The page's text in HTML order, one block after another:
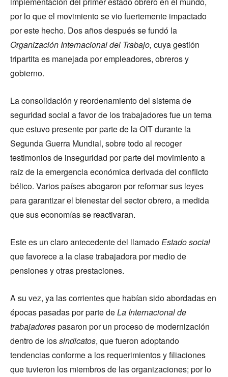
por lo que el movimiento se vio fuertemente impactado
por este hecho. Dos años después se fundó la
Organización Internacional del Trabajo, cuya gestión
tripartita es manejada por empleadores, obreros y
gobierno.
La consolidación y reordenamiento del sistema de
seguridad social a favor de los trabajadores fue un tema
que estuvo presente por parte de la OIT durante la
Segunda Guerra Mundial, sobre todo al recoger
testimonios de inseguridad por parte del movimiento a
raíz de la emergencia económica derivada del conflicto
bélico. Varios países abogaron por reformar sus leyes
para garantizar el bienestar del sector obrero, a medida
que sus economías se reactivaran.
Este es un claro antecedente del llamadoEstado social
que favorece a la clase trabajadora por medio de
pensiones y otras prestaciones.
A su vez, ya las corrientes que habían sido abordadas en
épocas pasadas por parte deLa Internacional de
trabajadorespasaron por un proceso de modernización
dentro de lossindicatos, que fueron adoptando
tendencias conforme a los requerimientos y filiaciones
que tuvieron los miembros de las organizaciones; por lo